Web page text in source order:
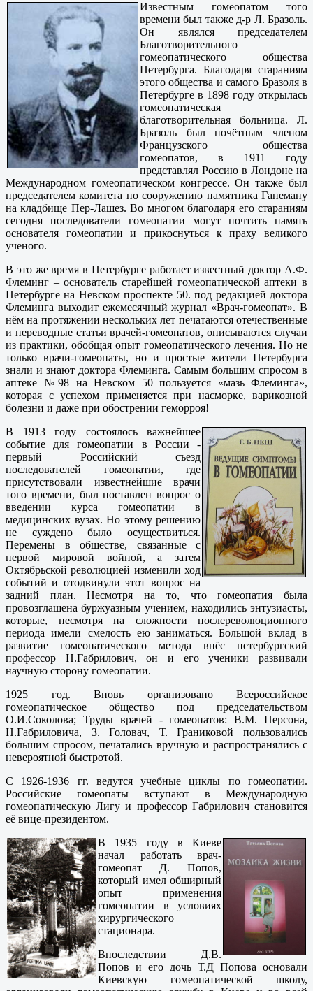
Известным гомеопатом того
времени был также д-р Л. Бразоль.
Он являлся председателем
Благотворительного
гомеопатического общества
Петербурга. Благодаря стараниям
этого общества и самого Бразоля в
Петербурге в 1898 году открылась
гомеопатическая
благотворительная больница. Л.
Бразоль был почётным членом
Французского общества
гомеопатов, в 1911 году
представлял Россию в Лондоне на
Международном гомеопатическом конгрессе. Он также был
председателем комитета по сооружению памятника Ганеману
на кладбище Пер-Лашез. Во многом благодаря его стараниям
сегодня последователи гомеопатии могут почтить память
основателя гомеопатии и прикоснуться к праху великого
ученого.
В это же время в Петербурге работает известный доктор А.Ф.
Флеминг – основатель старейшей гомеопатической аптеки в
Петербурге на Невском проспекте 50. под редакцией доктора
Флеминга выходит ежемесячный журнал «Врач-гомеопат». В
нём на протяжении нескольких лет печатаются отечественные
и переводные статьи врачей-гомеопатов, описываются случаи
из практики, обобщая опыт гомеопатического лечения. Но не
только врачи-гомеопаты, но и простые жители Петербурга
знали и знают доктора Флеминга. Самым большим спросом в
аптеке №98 на Невском 50 пользуется «мазь Флеминга»,
которая с успехом применяется при насморке, варикозной
болезни и даже при обострении геморроя!
В 1913 году состоялось важнейшее
событие для гомеопатии в России -
первый Российский съезд
последователей гомеопатии, где
присутствовали известнейшие врачи
того времени, был поставлен вопрос о
введении курса гомеопатии в
медицинских вузах. Но этому решению
не суждено было осуществиться.
Перемены в обществе, связанные с
первой мировой войной, а затем
Октябрьской революцией изменили ход
событий и отодвинули этот вопрос на
задний план. Несмотря на то, что гомеопатия была
провозглашена буржуазным учением, находились энтузиасты,
которые, несмотря на сложности послереволюционного
периода имели смелость ею заниматься. Большой вклад в
развитие гомеопатического метода внёс петербургский
профессор Н.Габрилович, он и его ученики развивали
научную сторону гомеопатии.
1925 год. Вновь организовано Всероссийское
гомеопатическое общество под председательством
О.И.Соколова; Труды врачей - гомеопатов: В.М. Персона,
Н.Габриловича, З. Головач, Т. Граниковой пользовались
большим спросом, печатались вручную и распространялись с
невероятной быстротой.
С 1926-1936 гг. ведутся учебные циклы по гомеопатии.
Российские гомеопаты вступают в Международную
гомеопатическую Лигу и профессор Габрилович становится
её вице-президентом.
В 1935 году в Киеве
начал работать врач-
гомеопат Д. Попов,
который имел обширный
опыт применения
гомеопатии в условиях
хирургического
стационара.
Впоследствии Д.В.
Попов и его дочь Т.Д Попова основали
Киевскую гомеопатической школу,